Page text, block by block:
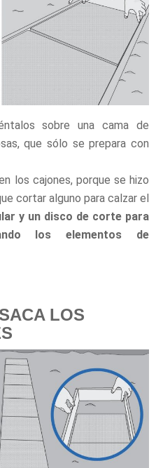
sobre una cama de
que sólo se prepara con
los cajones, porque se hizo
cortar alguno para calzar el
y un disco de corte para
los elementos de
LOS